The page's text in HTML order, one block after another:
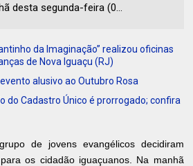
desta segunda-feira (0...
da Imaginação” realizou oficinas
de Nova Iguaçu (RJ)
alusivo ao Outubro Rosa
do Cadastro Único é prorrogado; confira
de jovens evangélicos decidiram
os cidadão iguaçuanos. Na manhã